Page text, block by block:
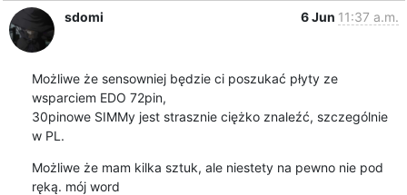
sdomi 6 Jun 11:37 a.m.
Możliwe że sensowniej będzie ci poszukać płyty ze
wsparciem EDO 72pin,
30pinowe SIMMy jest strasznie ciężko znaleźć, szczególnie
w PL.
Możliwe że mam kilka sztuk, ale niestety na pewno nie pod
ręką. mój word